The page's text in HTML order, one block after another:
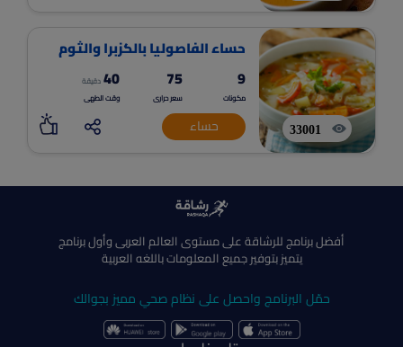
33001
حساء الفاصوليا بالكزبرا والثوم
9
مكونات
75
سعر حرارى
40 دقيقة
وقت الطهى
حساء
أفضل برنامج للرشاقة على مستوى العالم العربى وأول برنامج
يتميز بتوفير جميع المعلومات باللغه العربية
حمّل البرنامج واحصل على نظام صحي مميز بجوالك